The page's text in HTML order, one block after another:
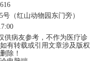
（红山动物园东门旁）
供病友参考，不作为医疗诊
有转载或引用文章涉及版权
除！